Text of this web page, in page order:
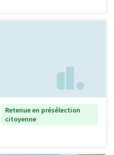
Retenue en présélection
citoyenne